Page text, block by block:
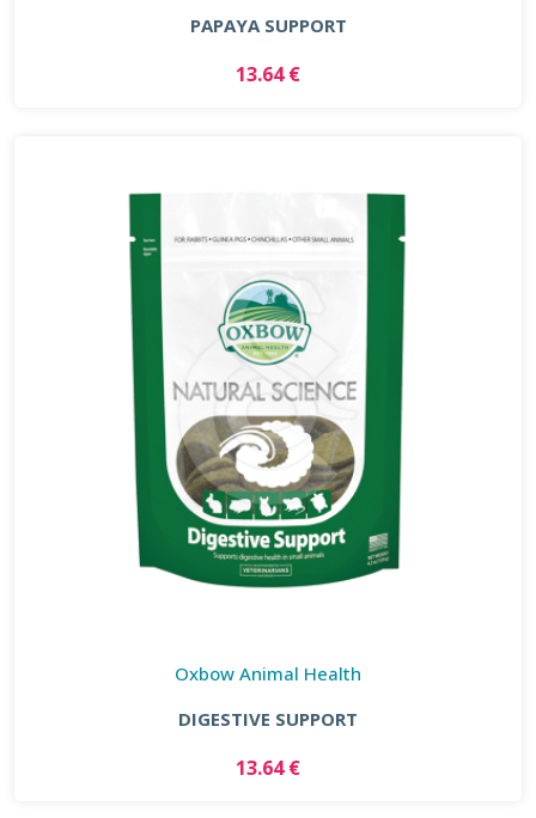
PAPAYA SUPPORT
13.64 €
Oxbow Animal Health
DIGESTIVE SUPPORT
13.64 €